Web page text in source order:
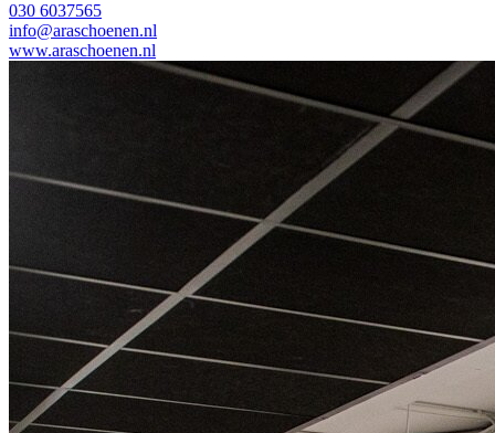
030 6037565
info@araschoenen.nl
www.araschoenen.nl